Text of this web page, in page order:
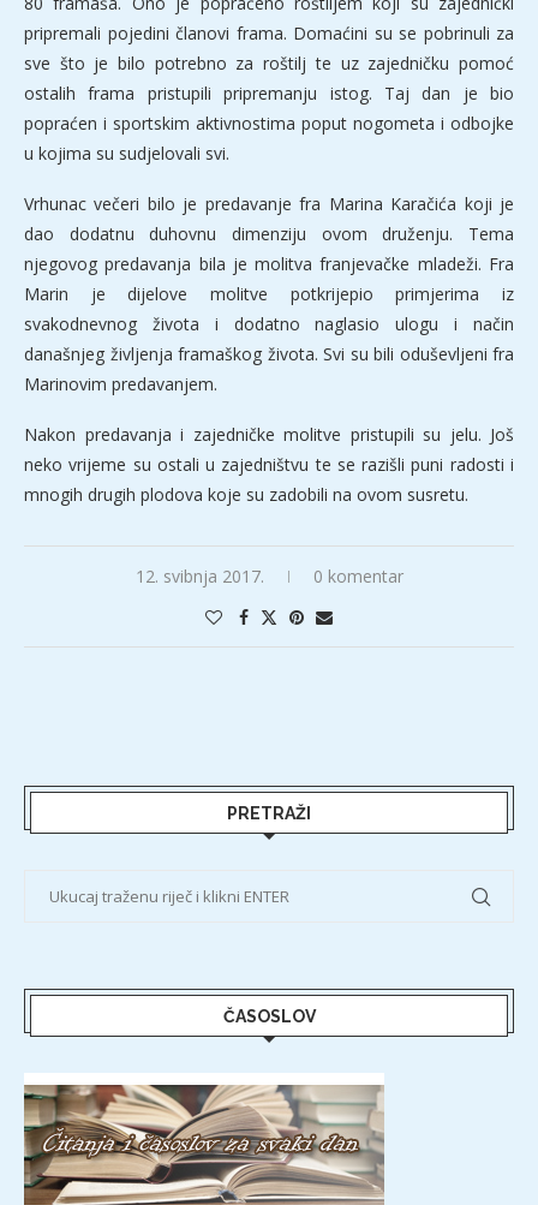
pripremali pojedini članovi frama. Domaćini su se pobrinuli za
sve što je bilo potrebno za roštilj te uz zajedničku pomoć
ostalih frama pristupili pripremanju istog. Taj dan je bio
popraćen i sportskim aktivnostima poput nogometa i odbojke
u kojima su sudjelovali svi.
Vrhunac večeri bilo je predavanje fra Marina Karačića koji je
dao dodatnu duhovnu dimenziju ovom druženju. Tema
njegovog predavanja bila je molitva franjevačke mladeži. Fra
Marin je dijelove molitve potkrijepio primjerima iz
svakodnevnog života i dodatno naglasio ulogu i način
današnjeg življenja framaškog života. Svi su bili oduševljeni fra
Marinovim predavanjem.
Nakon predavanja i zajedničke molitve pristupili su jelu. Još
neko vrijeme su ostali u zajedništvu te se razišli puni radosti i
mnogih drugih plodova koje su zadobili na ovom susretu.
12. svibnja 2017. 0 komentar
PRETRAŽI
ČASOSLOV